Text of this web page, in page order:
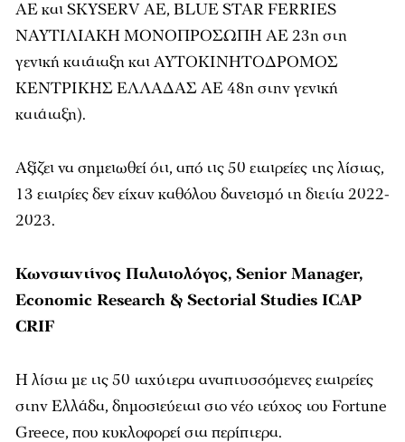
ΑΕ και SKYSERV AE, BLUE STAR FERRIES
ΝΑΥΤΙΛΙΑΚΗ ΜΟΝΟΠΡΟΣΩΠΗ ΑΕ 23η στη
γενική κατάταξη και ΑΥΤΟΚΙΝΗΤΟΔΡΟΜΟΣ
ΚΕΝΤΡΙΚΗΣ ΕΛΛΑΔΑΣ ΑΕ 48η στην γενική
κατάταξη).
Aξίζει να σημειωθεί ότι, από τις 50 εταιρείες της λίστας,
13 εταιρίες δεν είχαν καθόλου δανεισμό τη διετία 2022-
2023.
Κωνσταντίνος Παλαιολόγος, Senior Manager,
Economic Research & Sectorial Studies ICAP
CRIF
Η λίστα με τις 50 ταχύτερα αναπτυσσόμενες εταιρείες
στην Ελλάδα, δημοσιεύεται στο νέο τεύχος του Fortune
Greece, που κυκλοφορεί στα περίπτερα.